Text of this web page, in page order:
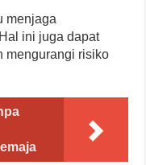
menjaga
ini juga dapat
mengurangi risiko